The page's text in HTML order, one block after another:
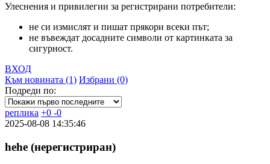
Улеснения и привилегии за регистрирани потребители:
не си измислят и пишат прякори всеки път;
не въвеждат досадните символи от картинката за
сигурност.
ВХОД
Към новината (1) Избрани (0)
Подреди по:
реплика +0 -0
2025-08-08 14:35:46
hehe (нерегистриран)